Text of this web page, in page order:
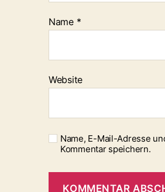
Name *
Website
Name, E-Mail-Adresse
Kommentar speichern.